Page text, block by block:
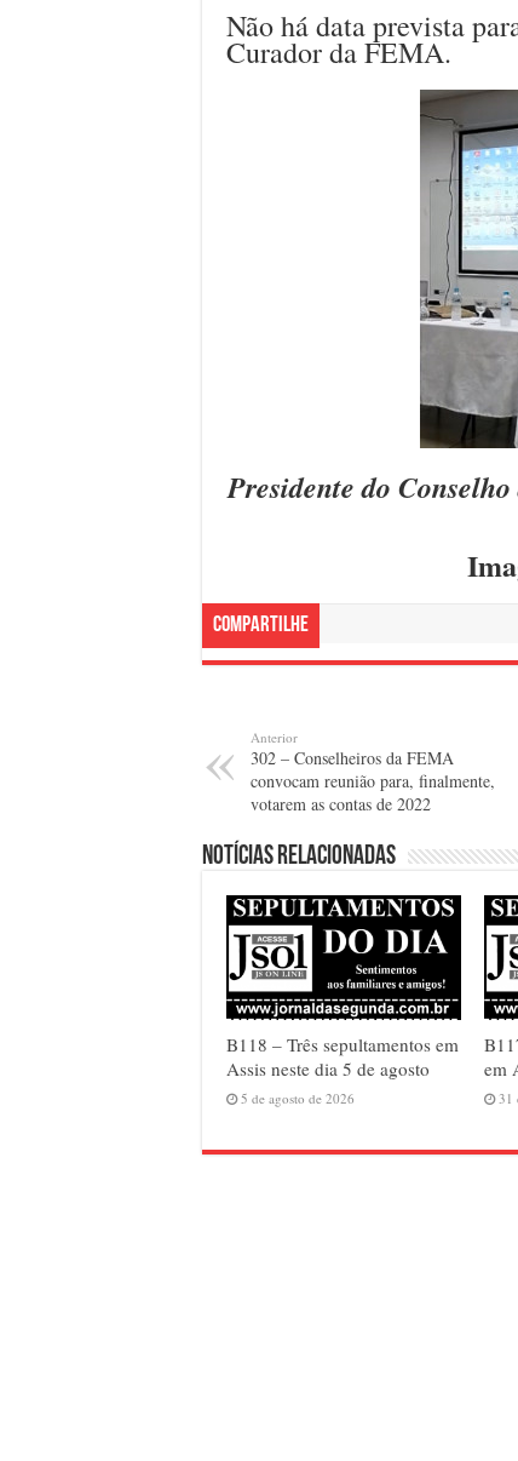
Não há data prevista
Curador da FEMA.
Presidente do
Compartilhe
Anterior
302 – Conselheiros da FEMA
convocam reunião para, finalmente,
votarem as contas de 2022
Notícias relacionadas
B118 – Três sepultamentos em
Assis neste dia 5 de agosto
5 de agosto de 2026
em
31